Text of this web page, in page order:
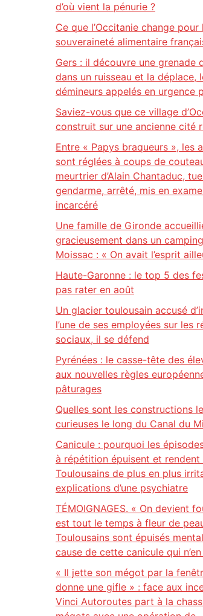
d’où vient la pénurie ?
Ce que l’Occitanie change pour
souveraineté alimentaire
Gers : il découvre une grenade
dans un ruisseau et la déplace,
démineurs appelés en urgence
Saviez-vous que ce village
construit sur une ancienne cité
Entre « Papys braqueurs », les
sont réglées à coups de
meurtrier d’Alain Chantaduc,
gendarme, arrêté, mis en
incarcéré
Une famille de Gironde
gracieusement dans un
Moissac : « On avait l’esprit
Haute-Garonne : le top 5 des
pas rater en août
Un glacier toulousain accusé
l’une de ses employées sur les
sociaux, il se défend
Pyrénées : le casse-tête des
aux nouvelles règles
pâturages
Quelles sont les constructions
curieuses le long du Canal du
Canicule : pourquoi les
à répétition épuisent et rendent
Toulousains de plus en plus
explications d’une psychiatre
TÉMOIGNAGES. « On devient
est tout le temps à fleur de
Toulousains sont épuisés
cause de cette canicule qui
« Il jette son mégot par la
donne une gifle » : face aux
Vinci Autoroutes part à la